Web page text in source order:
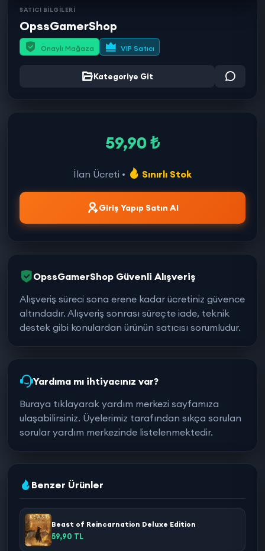
SATICI BİLGİLERİ
OpssGamerShop
Onaylı Mağaza VIP Satıcı
Kategoriye Git
59,90 ₺
İlan Ücreti • Sınırlı Stok
Giriş Yapıp Satın Al
OpssGamerShop Güvenli Alışveriş
Alışveriş süreci sona erene kadar ücretiniz güvence
altındadır. Alışveriş sonrası süreçte iade, teknik
destek gibi konulardan ürünün satıcısı sorumludur.
Yardıma mı ihtiyacınız var?
Buraya tıklayarak yardım merkezi sayfamıza
ulaşabilirsiniz. Üyelerimiz tarafından sıkça sorulan
sorular yardım merkezinde listelenmektedir.
Benzer Ürünler
Beast of Reincarnation Deluxe Edition
59,90 TL